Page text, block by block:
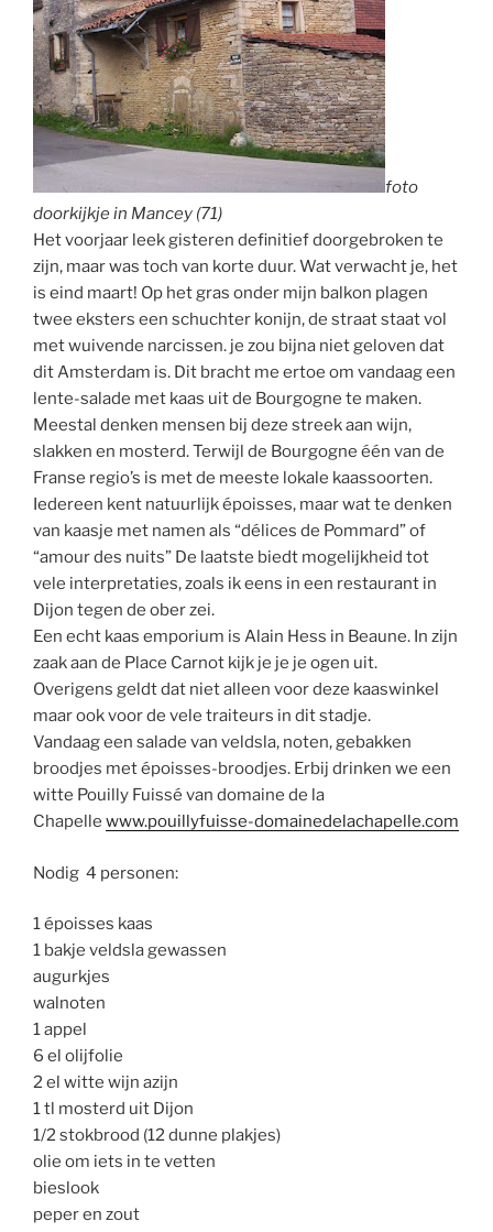
foto
doorkijkje in Mancey (71)
Het voorjaar leek gisteren definitief doorgebroken te
zijn, maar was toch van korte duur. Wat verwacht je, het
is eind maart! Op het gras onder mijn balkon plagen
twee eksters een schuchter konijn, de straat staat vol
met wuivende narcissen. je zou bijna niet geloven dat
dit Amsterdam is. Dit bracht me ertoe om vandaag een
lente-salade met kaas uit de Bourgogne te maken.
Meestal denken mensen bij deze streek aan wijn,
slakken en mosterd. Terwijl de Bourgogne één van de
Franse regio’s is met de meeste lokale kaassoorten.
Iedereen kent natuurlijk époisses, maar wat te denken
van kaasje met namen als “délices de Pommard” of
“amour des nuits” De laatste biedt mogelijkheid tot
vele interpretaties, zoals ik eens in een restaurant in
Dijon tegen de ober zei.
Een echt kaas emporium is Alain Hess in Beaune. In zijn
zaak aan de Place Carnot kijk je je je ogen uit.
Overigens geldt dat niet alleen voor deze kaaswinkel
maar ook voor de vele traiteurs in dit stadje.
Vandaag een salade van veldsla, noten, gebakken
broodjes met époisses-broodjes. Erbij drinken we een
witte Pouilly Fuissé van domaine de la
Chapelle www.pouillyfuisse-domainedelachapelle.com
Nodig 4 personen:
1 époisses kaas
1 bakje veldsla gewassen
augurkjes
walnoten
1 appel
6 el olijfolie
2 el witte wijn azijn
1 tl mosterd uit Dijon
1/2 stokbrood (12 dunne plakjes)
olie om iets in te vetten
bieslook
peper en zout